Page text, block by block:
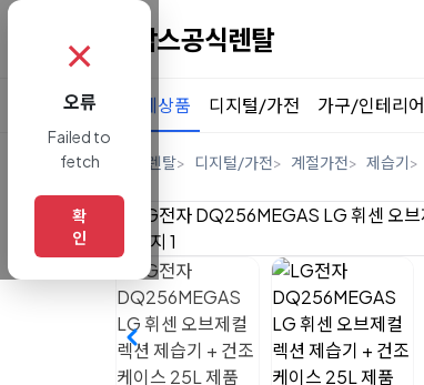
전체상품 디지털/가전 가구/인테리어
렌탈 디지털/가전 계절가전 제습기
✗
오류
Failed to
fetch
확
인